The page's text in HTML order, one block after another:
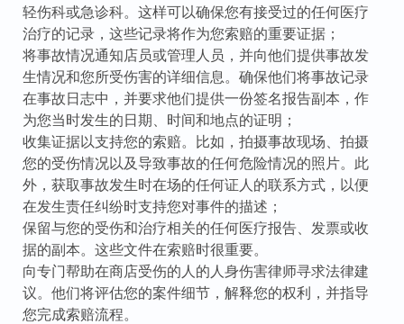
轻伤科或急诊科。这样可以确保您有接受过的任何医疗
治疗的记录，这些记录将作为您索赔的重要证据；
将事故情况通知店员或管理人员，并向他们提供事故发
生情况和您所受伤害的详细信息。确保他们将事故记录
在事故日志中，并要求他们提供一份签名报告副本，作
为您当时发生的日期、时间和地点的证明；
收集证据以支持您的索赔。比如，拍摄事故现场、拍摄
您的受伤情况以及导致事故的任何危险情况的照片。此
外，获取事故发生时在场的任何证人的联系方式，以便
在发生责任纠纷时支持您对事件的描述；
保留与您的受伤和治疗相关的任何医疗报告、发票或收
据的副本。这些文件在索赔时很重要。
向专门帮助在商店受伤的人的人身伤害律师寻求法律建
议。他们将评估您的案件细节，解释您的权利，并指导
您完成索赔流程。